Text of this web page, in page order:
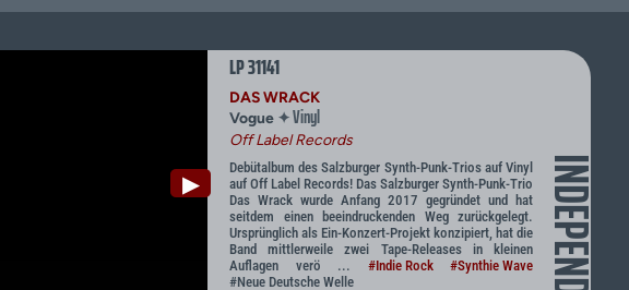
▶
LP 31141
DAS WRACK
Vogue ✦Vinyl
Off Label Records
Debütalbum des Salzburger Synth-Punk-Trios auf Vinyl
auf Off Label Records! Das Salzburger Synth-Punk-Trio
Das Wrack wurde Anfang 2017 gegründet und hat
seitdem einen beeindruckenden Weg zurückgelegt.
Ursprünglich als Ein-Konzert-Projekt konzipiert, hat die
Band mittlerweile zwei Tape-Releases in kleinen
Auflagen verö ... #Indie Rock
#Synthie Wave
#Neue Deutsche Welle